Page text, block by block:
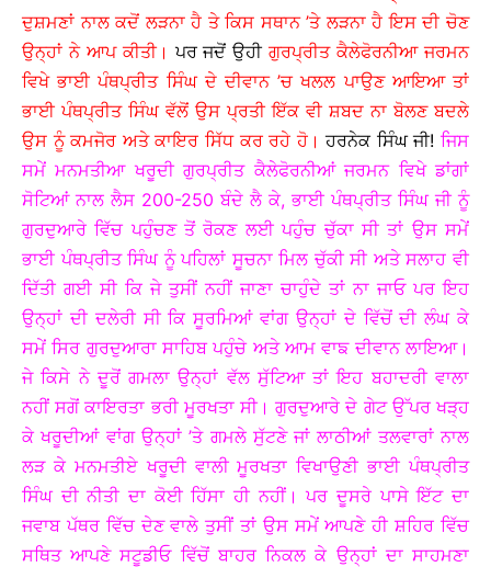
ਦੁਸ਼ਮਣਾਂ ਨਾਲ ਕਦੋਂ ਲੜਨਾ ਹੈ ਤੇ ਕਿਸ ਸਥਾਨ ’ਤੇ ਲੜਨਾ ਹੈ ਇਸ ਦੀ ਚੋਣ
ਉਨ੍ਹਾਂ ਨੇ ਆਪ ਕੀਤੀ।ਪਰ ਜਦੋਂ ਉਹੀਗੁਰਪ੍ਰੀਤ ਕੈਲੇਫੋਰਨੀਆ ਜਰਮਨ
ਵਿਖੇ ਭਾਈ ਪੰਥਪ੍ਰੀਤ ਸਿੰਘ ਦੇ ਦੀਵਾਨ ’ਚ ਖਲਲ ਪਾਉਣ ਆਇਆ ਤਾਂ
ਭਾਈ ਪੰਥਪ੍ਰੀਤ ਸਿੰਘ ਵੱਲੋਂ ਉਸ ਪ੍ਰਤੀ ਇੱਕ ਵੀ ਸ਼ਬਦ ਨਾ ਬੋਲਣ ਬਦਲੇ
ਉਸ ਨੂੰ ਕਮਜੋਰ ਅਤੇ ਕਾਇਰ ਸਿੱਧ ਕਰ ਰਹੇ ਹੋ। ਹਰਨੇਕ ਸਿੰਘ ਜੀ!ਜਿਸ
ਸਮੇਂ ਮਨਮਤੀਆ ਖਰੂਦੀ ਗੁਰਪ੍ਰੀਤ ਕੈਲੇਫੋਰਨੀਆਂ ਜਰਮਨ ਵਿਖੇ ਡਾਂਗਾਂ
ਸੋਟਿਆਂ ਨਾਲ ਲੈਸ 200-250 ਬੰਦੇ ਲੈ ਕੇ, ਭਾਈ ਪੰਥਪ੍ਰੀਤ ਸਿੰਘ ਜੀ ਨੂੰ
ਗੁਰਦੁਆਰੇ ਵਿੱਚ ਪਹੁੰਚਣ ਤੋਂ ਰੋਕਣ ਲਈ ਪਹੁੰਚ ਚੁੱਕਾ ਸੀ ਤਾਂ ਉਸ ਸਮੇਂ
ਭਾਈ ਪੰਥਪ੍ਰੀਤ ਸਿੰਘ ਨੂੰ ਪਹਿਲਾਂ ਸੂਚਨਾ ਮਿਲ ਚੁੱਕੀ ਸੀ ਅਤੇ ਸਲਾਹ ਵੀ
ਦਿੱਤੀ ਗਈ ਸੀ ਕਿ ਜੇ ਤੁਸੀਂ ਨਹੀਂ ਜਾਣਾ ਚਾਹੁੰਦੇ ਤਾਂ ਨਾ ਜਾਓ ਪਰ ਇਹ
ਉਨ੍ਹਾਂ ਦੀ ਦਲੇਰੀ ਸੀ ਕਿ ਸੂਰਮਿਆਂ ਵਾਂਗ ਉਨ੍ਹਾਂ ਦੇ ਵਿੱਚੋਂ ਦੀ ਲੰਘ ਕੇ
ਸਮੇਂ ਸਿਰ ਗੁਰਦੁਆਰਾ ਸਾਹਿਬ ਪਹੁੰਚੇ ਅਤੇ ਆਮ ਵਾਙ ਦੀਵਾਨ ਲਾਇਆ।
ਜੇ ਕਿਸੇ ਨੇ ਦੂਰੋਂ ਗਮਲਾ ਉਨ੍ਹਾਂ ਵੱਲ ਸੁੱਟਿਆ ਤਾਂ ਇਹ ਬਹਾਦਰੀ ਵਾਲਾ
ਨਹੀਂ ਸਗੋਂ ਕਾਇਰਤਾ ਭਰੀ ਮੂਰਖਤਾ ਸੀ। ਗੁਰਦੁਆਰੇ ਦੇ ਗੇਟ ਉੱਪਰ ਖੜ੍ਹ
ਕੇ ਖਰੂਦੀਆਂ ਵਾਂਗ ਉਨ੍ਹਾਂ ’ਤੇ ਗਮਲੇ ਸੁੱਟਣੇ ਜਾਂ ਲਾਠੀਆਂ ਤਲਵਾਰਾਂ ਨਾਲ
ਲੜ ਕੇ ਮਨਮਤੀਏ ਖਰੂਦੀ ਵਾਲੀ ਮੂਰਖਤਾ ਵਿਖਾਉਣੀ ਭਾਈ ਪੰਥਪ੍ਰੀਤ
ਸਿੰਘ ਦੀ ਨੀਤੀ ਦਾ ਕੋਈ ਹਿੱਸਾ ਹੀ ਨਹੀਂ। ਪਰ ਦੂਸਰੇ ਪਾਸੇ ਇੱਟ ਦਾ
ਜਵਾਬ ਪੱਥਰ ਵਿੱਚ ਦੇਣ ਵਾਲੇ ਤੁਸੀਂ ਤਾਂ ਉਸ ਸਮੇਂ ਆਪਣੇ ਹੀ ਸ਼ਹਿਰ ਵਿੱਚ
ਸਥਿਤ ਆਪਣੇ ਸਟੂਡੀਓ ਵਿੱਚੋਂ ਬਾਹਰ ਨਿਕਲ ਕੇ ਉਨ੍ਹਾਂ ਦਾ ਸਾਹਮਣਾ